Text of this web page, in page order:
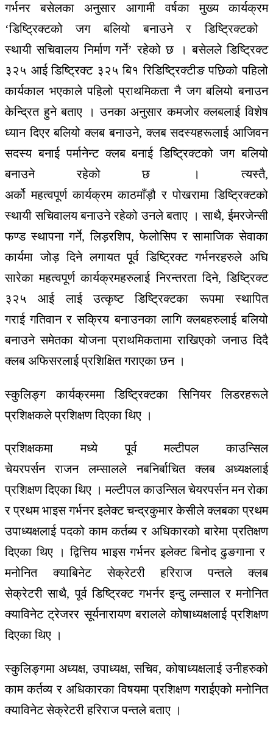
गर्भनर बसेलका अनुसार आगामी वर्षका मुख्य
कार्यक्रम
‘डिष्ट्रिक्टको जग बलियो बनाउने र
डिष्ट्रिक्टको
स्थायी सचिवालय निर्माण गर्ने’रहेको छ । बसेलले डिष्ट्रिक्ट
३२५ आई डिष्ट्रिक्ट ३२५ बि१ रिडिष्ट्रिक्टीङ पछिको पहिलो
कार्यकाल भएकाले पहिलो प्राथमिकतानैजग बलियो बनाउन
केन्द्रित हुने बताए । उनका अनुसार कमजोर क्लबलाई विशेष
ध्यान दिएर बलियो क्लब बनाउने,क्लब सदस्यहरूलाई आजिवन
सदस्य बनाई पर्मानेन्ट क्लब बनाई डिष्ट्रिक्टको जग बलियो
बनाउने
रहेको छ । त्यस्तै,
अर्को महत्वपूर्णकार्यक्रमकाठमाँड़ौ र पोखरामा डिष्ट्रिक्टको
स्थायी सचिवालय बनाउने रहेको उनले बताए । साथै,ईमरजेन्सी
फण्ड स्थापना गर्ने,लिड़रशिप,फेलोसिप र सामाजिक सेवाका
कार्यमा जोड़ दिने लगायत पूर्व डिष्ट्रिक्ट गर्भनरहरुले अघि
सारेका महत्वपूर्ण कार्यक्रमहरुलाई निरन्तरता दिने,डिष्ट्रिक्ट
३२५
आई लाई उत्कृष्ट डिष्ट्रिक्टका रूपमा
स्थापित
गराई गतिवान र सक्रिय बनाउनका लागि क्लबहरुलाई बलियो
बनाउने समेतकायोजना प्राथमिकतामा राखिएको जनाउ दिदै
क्लब अफिसरलाई प्रशिक्षित गराएका छन ।
स्कुलिङ्ग कार्यक्रममा डिष्ट्रिक्टका सिनियर
लिडरहरूले
प्रशिक्षकले प्रशिक्षण दिएका थिए ।
प्रशिक्षकमा मध्येपूर्व मल्टीपल
काउन्सिल
चेयरपर्सनराजनलम्सालले नबनिर्बाचित क्लब
अध्यक्षलाई
प्रशिक्षण दिएका थिए । मल्टीपल काउन्सिल चेयरपर्सन मन रोका
र प्रथम भाइस गर्भनर इलेक्ट चन्द्रकुमार केसीलेक्लबका प्रथम
उपाध्यक्षलाई पदको काम कर्तब्य र अधिकारको बारेमा प्रतिक्षण
दिएका थिए । द्वित्तिय भाइस गर्भनर इलेक्ट बिनोद ढुङगाना र
मनोनित
क्याबिनेट सेक्रेटरी हरिराज पन्तले
क्लब
सेक्रेटरी साथै,पूर्व डिष्ट्रिक्ट गभर्नर इन्दु लम्सालरमनोनित
क्याविनेट ट्रेजरर सूर्यनारायण बरालले कोषाध्यक्षलाई प्रशिक्षण
दिएका थिए ।
स्कुलिङ्गमा अध्यक्ष,उपाध्यक्ष,सचिव,कोषाध्यक्षलाई उनीहरुको
काम कर्तव्य र अधिकारका विषयमाप्रशिक्षणगराईएकोमनोनित
क्याविनेट सेक्रेटरी हरिराज पन्तले बताए ।